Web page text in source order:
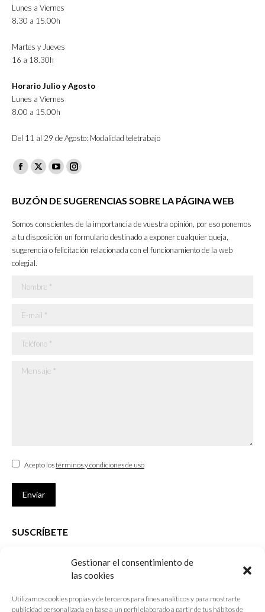
Gestionar el consentimiento de
las cookies
Utilizamos cookies propias y de terceros para fines analíticos y para mostrarte
publicidad personalizada en base a un perfil elaborado a partir de tus hábitos de
Lunes a Viernes
8.30 a 15.00h
Martes y Jueves
16 a 18.30h
Horario Julio y Agosto
Lunes a Viernes
8.00 a 15.00h
Del 11 al 29 de Agosto: Modalidad teletrabajo
Facebook
opens
new
window
X
opens
new
window
YouTube
opens
new
window
Instagram
opens
in
new
window
BUZÓN DE SUGERENCIAS SOBRE LA PÁGINA WEB
Somos conscientes de la importancia de vuestra opinión, por eso ponemos
a tu disposición un formulario destinado a exponer cualquier queja,
sugerencia o felicitación relacionada con el funcionamiento de la web
colegial.
Nombre *
E-mail *
Teléfono *
Mensaje *
Acepto lostérminos y condiciones de uso
Enviar
SUSCRÍBETE
que desarrolla el Colegio de Arquitectos de Cádiz